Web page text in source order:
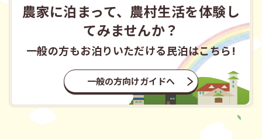
農家に泊まって、農村生活を体験し
てみませんか？
一般の方もお泊りいただける民泊はこちら!
一般の方向けガイドへ